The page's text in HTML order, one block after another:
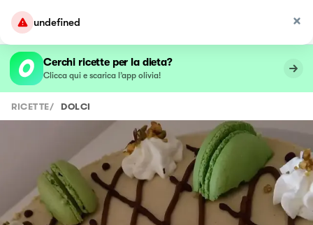
undefined
Cerchi ricette per la dieta?
Clicca qui e scarica l’app olivia!
RICETTE/ DOLCI